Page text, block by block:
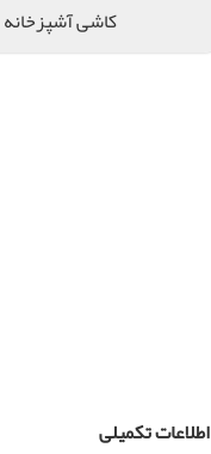
کاشی آشپزخانه
اطلاعات تکمیلی